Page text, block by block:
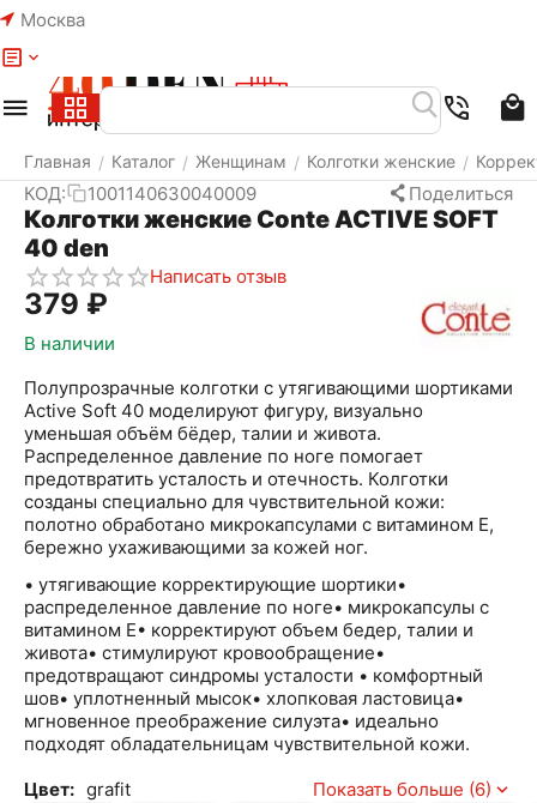
Москва
Главная / Каталог / Женщинам / Колготки женские /
КОД: 1001140630040009 Поделиться
Колготки женские Conte ACTIVE SOFT
40 den
Написать отзыв
‍379‍ ₽
В наличии
Полупрозрачные колготки с утягивающими шортиками
Active Soft 40 моделируют фигуру, визуально
уменьшая объём бёдер, талии и живота.
Распределенное давление по ноге помогает
предотвратить усталость и отечность. Колготки
созданы специально для чувствительной кожи:
полотно обработано микрокапсулами с витамином Е,
бережно ухаживающими за кожей ног.
• утягивающие корректирующие шортики•
распределенное давление по ноге• микрокапсулы с
витамином Е• корректируют объем бедер, талии и
живота• стимулируют кровообращение•
предотвращают синдромы усталости • комфортный
шов• уплотненный мысок• хлопковая ластовица•
мгновенное преображение силуэта• идеально
подходят обладательницам чувствительной кожи.
Цвет: grafit Показать больше (6)
Меню